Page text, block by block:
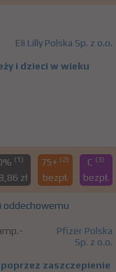
Eli Lilly Polska Sp. z o.o.
i dzieci w wieku
(1)
zł
75+ (2)
bezpł.
C (3)
bezpł.
oddechowemu
Pfizer Polska
Sp. z o.o.
zaszczepienie